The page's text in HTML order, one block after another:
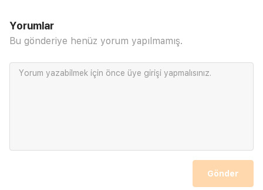
Yorumlar
Bu gönderiye henüz yorum yapılmamış.
Yorum yazabilmek için önce üye girişi yapmalısınız.
Gönder